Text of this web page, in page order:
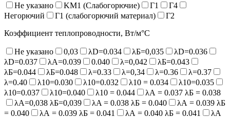
Не указано KM1 (Слабогорючие) Г1
Г4
Негорючий
Г1 (слабогорючий материал)
Г2
Коэффициент теплопроводности, Вт/м°С
Не указано 0,03 λD=0.034 λБ=0,035
λD=0.036
λD=0.037
λA=0.039 0.040 λ=0,042
λБ=0.043
λБ=0.044
λБ=0.048 λ=0.33 λ=0,34 λ=0.36
λ=0.37
λ=0.40
λ10=0.030 λ10=0.032 λ10 = 0.034
λ10=0.035
λ10=0.037
λ10=0.040 λ10 = 0.044
λА = 0.037 λБ = 0.038
λА=0,038 λБ=0,039
λA = 0.038 λБ = 0.040
λА = 0.039 λБ
= 0.040
λА = 0.039 λБ = 0.041 λА = 0.040 λБ = 0.041
λА